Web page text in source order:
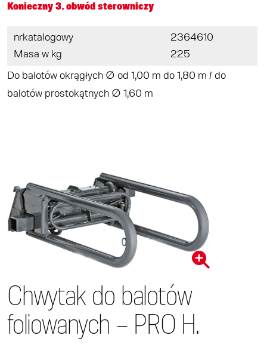
Konieczny 3. obwód sterowniczy
nrkatalogowy
2364610
Masa w kg
225
Do balotów okrągłych ∅ od 1,00 m do 1,80 m / do
balotów prostokątnych ∅ 1,60 m
Chwytak do balotów
foliowanych – PRO H.